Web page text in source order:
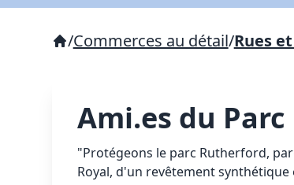
/Commerces au détail/Rues
Ami.es du
"Protégeons le parc Rutherford,
Royal, d'un revêtement